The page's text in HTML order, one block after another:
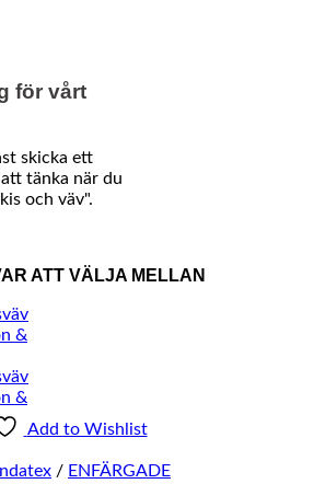
för vårt
skicka ett
tänka när du
och väv".
ATT VÄLJA MELLAN
Add to Wishlist
/ ENFÄRGADE